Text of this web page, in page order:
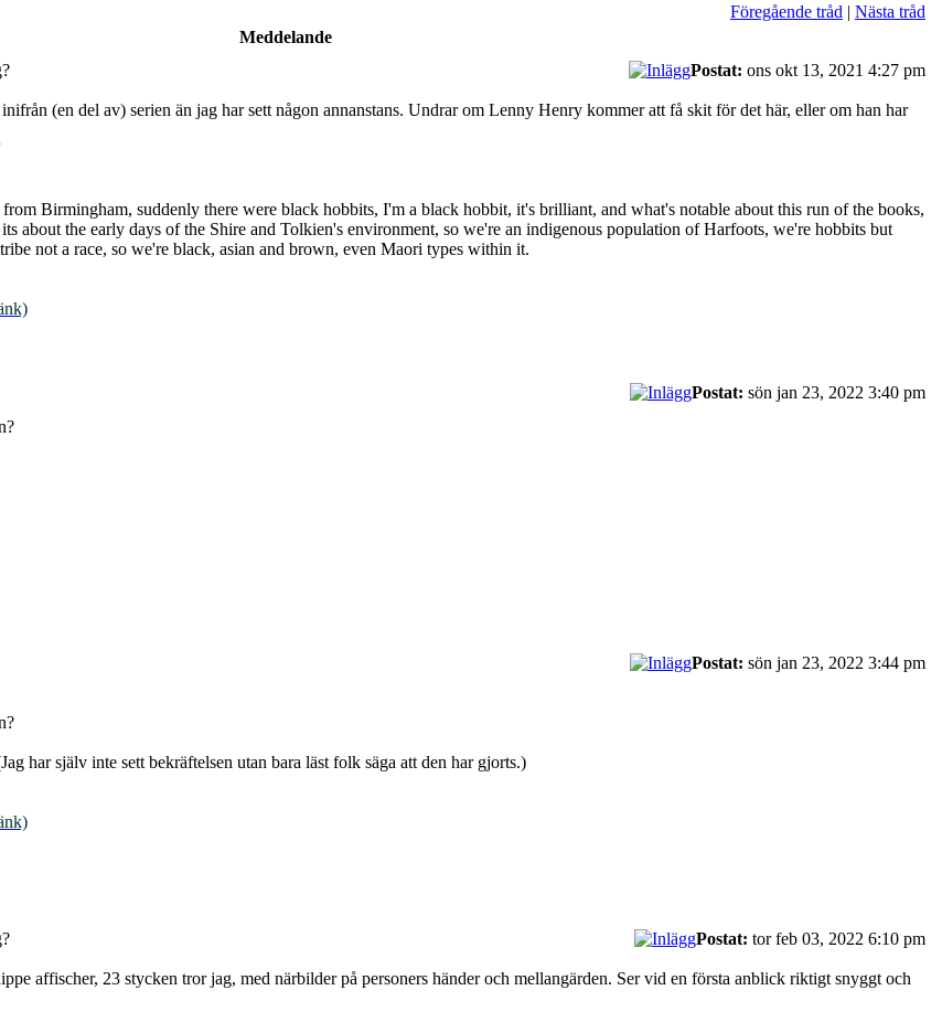
Föregående tråd | Nästa tråd
Meddelande
Postat: ons okt 13, 2021 4:27 pm
(en del av) serien än jag har sett någon annanstans. Undrar om Lenny Henry kommer att få skit för det här, eller om han har
Birmingham, suddenly there were black hobbits, I'm a black hobbit, it's brilliant, and what's notable about this run of the books,
about the early days of the Shire and Tolkien's environment, so we're an indigenous population of Harfoots, we're hobbits but
not a race, so we're black, asian and brown, even Maori types within it.
Postat: sön jan 23, 2022 3:40 pm
Postat: sön jan 23, 2022 3:44 pm
har själv inte sett bekräftelsen utan bara läst folk säga att den har gjorts.)
Postat: tor feb 03, 2022 6:10 pm
affischer, 23 stycken tror jag, med närbilder på personers händer och mellangärden. Ser vid en första anblick riktigt snyggt och